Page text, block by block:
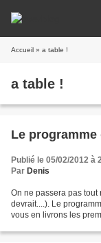
Accueil » a table !
a table !
Le
Publié le 05/02/2012 à
Par Denis
On ne passera pas
devrait....). Le
vous en livrons les